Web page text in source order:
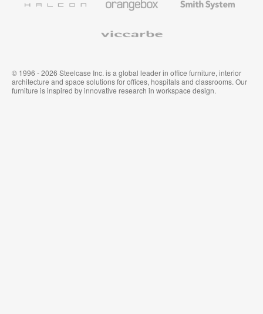
System
© 1996 - 2026 Steelcase Inc. is a global leader in office furniture, interior
architecture and space solutions for offices, hospitals and classrooms. Our
furniture is inspired by innovative research in workspace design.